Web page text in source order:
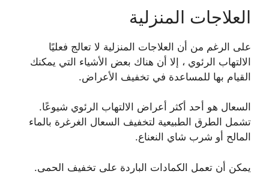
العلاجات المنزلية
على الرغم من أن العلاجات المنزلية لا تعالج فعليًا
الالتهاب الرئوي ، إلا أن هناك بعض الأشياء التي يمكنك
القيام بها للمساعدة في تخفيف الأعراض.
السعال هو أحد أكثر أعراض الالتهاب الرئوي شيوعًا.
تشمل الطرق الطبيعية لتخفيف السعال الغرغرة بالماء
المالح أو شرب شاي النعناع.
يمكن أن تعمل الكمادات الباردة على تخفيف الحمى.